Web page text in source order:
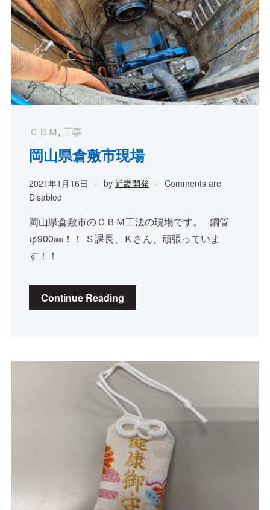
ＣＢＭ, 工事
岡山県倉敷市現場
2021年1月16日 by 近畿開発
Comments are
Disabled
岡山県倉敷市のＣＢＭ工法の現場です。 鋼管
φ900㎜！！ Ｓ課長、Ｋさん、頑張っていま
す！！
Continue Reading